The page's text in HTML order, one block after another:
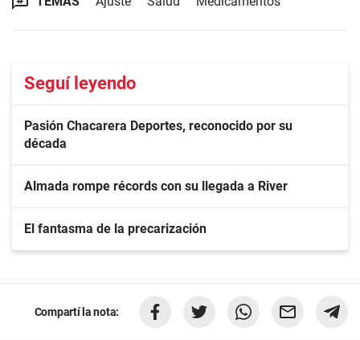
Seguí leyendo
Pasión Chacarera Deportes, reconocido por su
década
Almada rompe récords con su llegada a River
El fantasma de la precarización
Compartí la nota: